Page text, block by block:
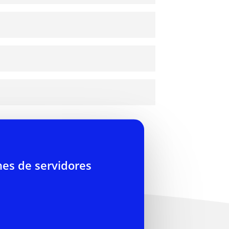
en nuestro centro de datos por
de servidores